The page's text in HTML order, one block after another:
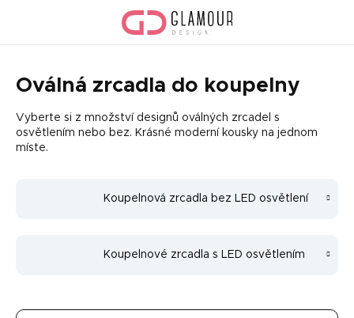
Oválná zrcadla do koupelny
Vyberte si z množství designů oválných zrcadel s
osvětlením nebo bez. Krásné moderní kousky na jednom
míste.
Koupelnová zrcadla bez LED osvětlení
Koupelnové zrcadla s LED osvětlením
Ř